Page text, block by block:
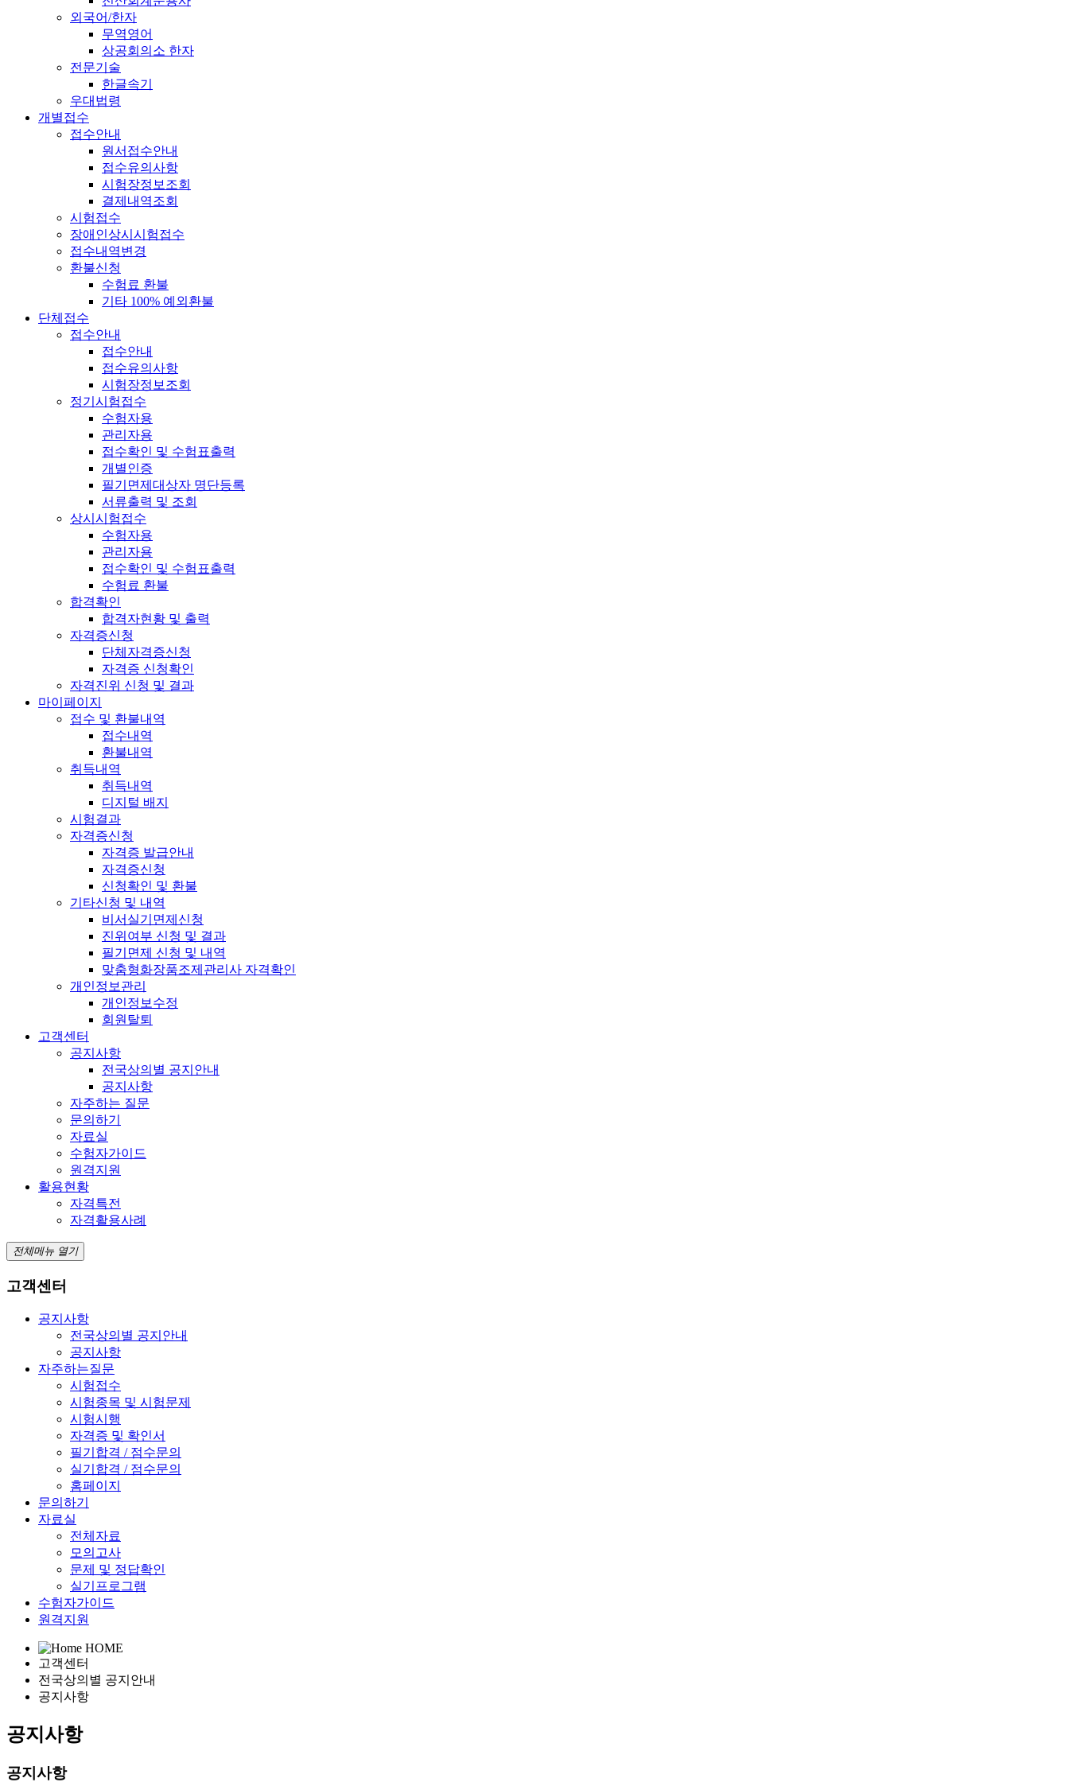
외국어/한자
무역영어
상공회의소 한자
전문기술
한글속기
우대법령
개별접수
접수안내
원서접수안내
접수유의사항
시험장정보조회
결제내역조회
시험접수
장애인상시시험접수
접수내역변경
환불신청
수험료 환불
기타 100% 예외환불
단체접수
접수안내
접수안내
접수유의사항
시험장정보조회
정기시험접수
수험자용
관리자용
접수확인 및 수험표출력
개별인증
필기면제대상자 명단등록
서류출력 및 조회
상시시험접수
수험자용
관리자용
접수확인 및 수험표출력
수험료 환불
합격확인
합격자현황 및 출력
자격증신청
단체자격증신청
자격증 신청확인
자격진위 신청 및 결과
마이페이지
접수 및 환불내역
접수내역
환불내역
취득내역
취득내역
디지털 배지
시험결과
자격증신청
자격증 발급안내
자격증신청
신청확인 및 환불
기타신청 및 내역
비서실기면제신청
진위여부 신청 및 결과
필기면제 신청 및 내역
맞춤형화장품조제관리사 자격확인
개인정보관리
개인정보수정
회원탈퇴
고객센터
공지사항
전국상의별 공지안내
공지사항
자주하는 질문
문의하기
자료실
수험자가이드
원격지원
활용현황
자격특전
자격활용사례
전체메뉴 열기
고객센터
공지사항
전국상의별 공지안내
공지사항
자주하는질문
시험접수
시험종목 및 시험문제
시험시행
자격증 및 확인서
필기합격 / 점수문의
실기합격 / 점수문의
홈페이지
문의하기
자료실
전체자료
모의고사
문제 및 정답확인
실기프로그램
수험자가이드
원격지원
HOME
고객센터
전국상의별 공지안내
공지사항
공지사항
공지사항